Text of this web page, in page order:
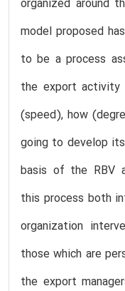
organized around
model proposed
to be a process
the export activity
(speed), how
going to develop
basis of the RBV
this process both
organization
those which are
the export